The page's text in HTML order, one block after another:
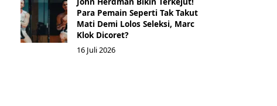
Para Pemain Seperti Tak Takut
Mati Demi Lolos Seleksi, Marc
Klok Dicoret?
16 Juli 2026